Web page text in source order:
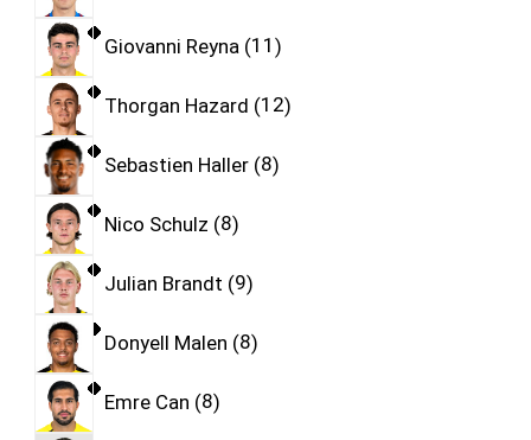
Giovanni Reyna 11
Thorgan Hazard 12
Sebastien Haller 8
Nico Schulz 8
Julian Brandt 9
Donyell Malen 8
Emre Can 8